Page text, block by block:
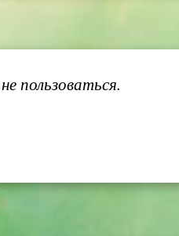
пользоваться.